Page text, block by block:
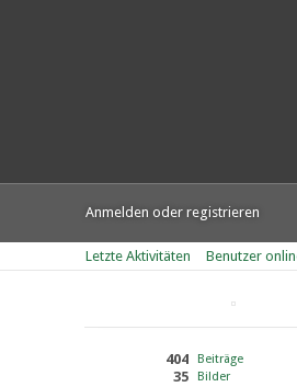
Anmelden oder registrieren
Letzte Aktivitäten Benutzer
Beiträge
404
Bilder
35